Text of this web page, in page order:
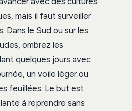
mais il faut surveiller
Dans le Sud ou sur les
ombrez les
quelques jours avec
un voile léger ou
feuillées. Le but est
à reprendre sans